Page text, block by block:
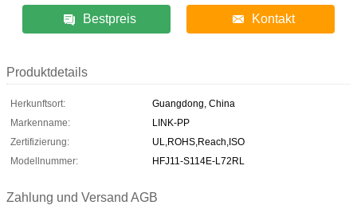
Bestpreis Kontakt
Produktdetails
Herkunftsort:
Guangdong, China
Markenname:
LINK-PP
Zertifizierung:
UL,ROHS,Reach,ISO
Modellnummer:
HFJ11-S114E-L72RL
Zahlung und Versand AGB